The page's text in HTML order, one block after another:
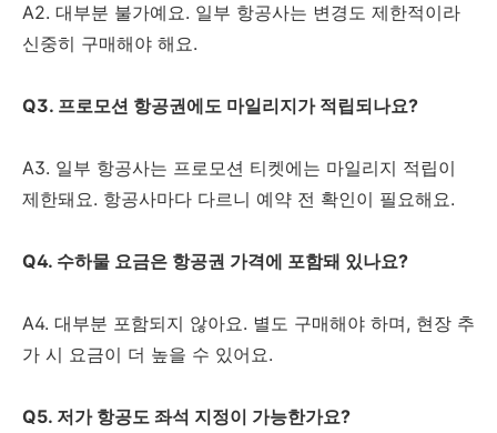
A2. 대부분 불가예요. 일부 항공사는 변경도 제한적이라
신중히 구매해야 해요.
Q3. 프로모션 항공권에도 마일리지가 적립되나요?
A3. 일부 항공사는 프로모션 티켓에는 마일리지 적립이
제한돼요. 항공사마다 다르니 예약 전 확인이 필요해요.
Q4. 수하물 요금은 항공권 가격에 포함돼 있나요?
A4. 대부분 포함되지 않아요. 별도 구매해야 하며, 현장 추
가 시 요금이 더 높을 수 있어요.
Q5. 저가 항공도 좌석 지정이 가능한가요?